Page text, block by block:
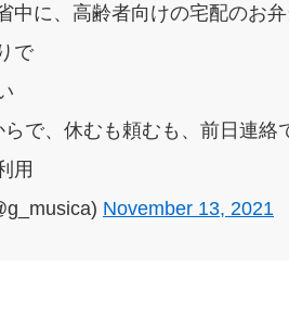
中に、高齢者向けの宅配のお
で
で、休むも頼むも、前日連
用
November 13, 2021